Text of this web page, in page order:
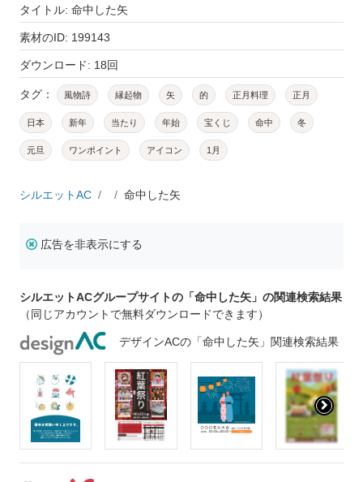
タイトル: 命中した矢
素材のID: 199143
ダウンロード: 18回
タグ： 風物詩 縁起物 矢 的 正月料理 正月
日本 新年 当たり 年始 宝くじ 命中 冬
元旦 ワンポイント アイコン 1月
シルエットAC 命中した矢
広告を非表示にする
シルエットACグループサイトの「命中した矢」の関連検索結果
（同じアカウントで無料ダウンロードできます）
デザインACの「命中した矢」関連検索結果